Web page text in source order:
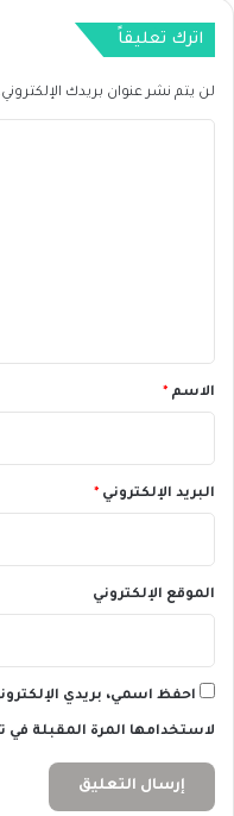
اترك تعليقاً
لن يتم نشر عنوان بريدك الإلكتروني.
*الاسم *
البريد الإلكتروني *
الموقع الإلكتروني
احفظ اسمي، بريدي
لاستخدامها المرة المقبلة في